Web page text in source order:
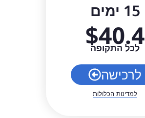
15 ימים
$40.4
לכל התקופה
לרכישה
למדינות הכלולות